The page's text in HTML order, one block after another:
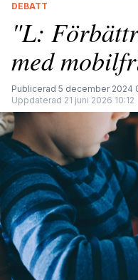
DEBATT
"L:
med
Publicerad 5 december 2024
Uppdaterad 21 juni 2026 10:12